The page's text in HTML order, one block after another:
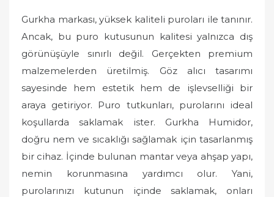
Gurkha markası, yüksek kaliteli puroları ile tanınır.
Ancak, bu puro kutusunun kalitesi yalnızca dış
görünüşüyle sınırlı değil. Gerçekten premium
malzemelerden üretilmiş. Göz alıcı tasarımı
sayesinde hem estetik hem de işlevselliği bir
araya getiriyor. Puro tutkunları, purolarını ideal
koşullarda saklamak ister. Gurkha Humidor,
doğru nem ve sıcaklığı sağlamak için tasarlanmış
bir cihaz. İçinde bulunan mantar veya ahşap yapı,
nemin korunmasına yardımcı olur. Yani,
purolarınızı kutunun içinde saklamak, onları